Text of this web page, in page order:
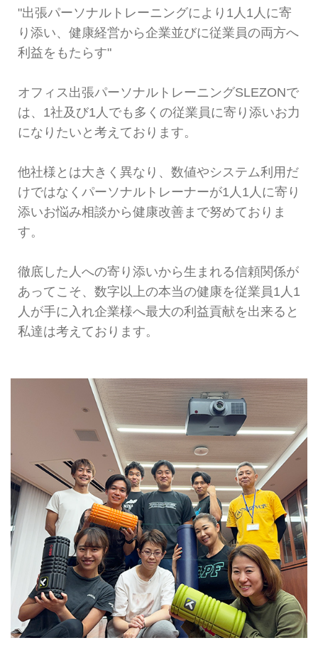
"出張パーソナルトレーニングにより1人1人に寄
り添い、健康経営から企業並びに従業員の両方へ
利益をもたらす"
オフィス出張パーソナルトレーニングSLEZONで
は、1社及び1人でも多くの従業員に寄り添いお力
になりたいと考えております。
他社様とは大きく異なり、数値やシステム利用だ
けではなくパーソナルトレーナーが1人1人に寄り
添いお悩み相談から健康改善まで努めておりま
す。
徹底した人への寄り添いから生まれる信頼関係が
あってこそ、数字以上の本当の健康を従業員1人1
人が手に入れ企業様へ最大の利益貢献を出来ると
私達は考えております。